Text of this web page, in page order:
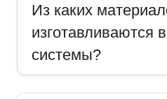
Из каких
изготавливаются
системы?